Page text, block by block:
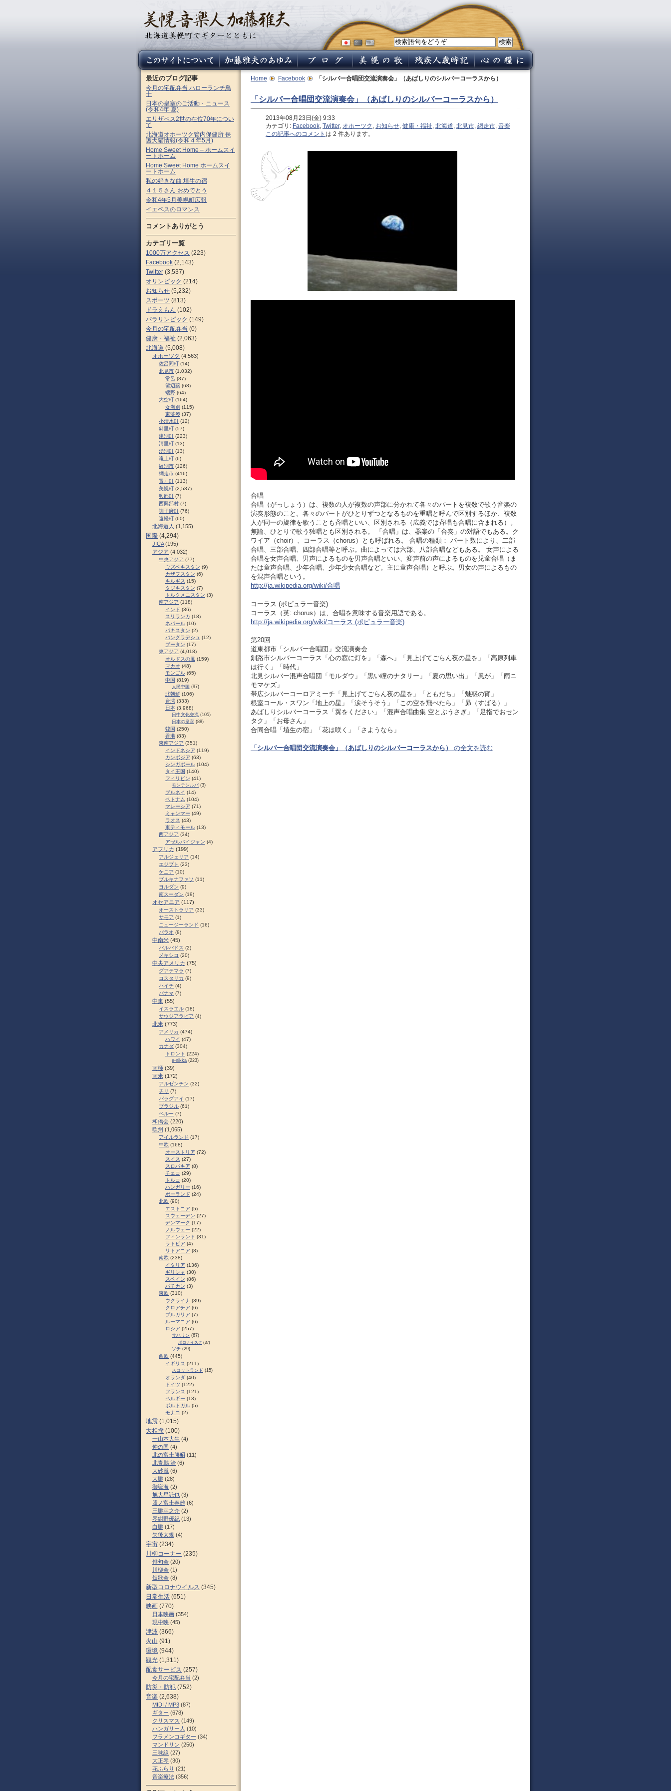
Home Facebook 「シルバー合唱団交流演奏会」（あばしりのシルバーコーラスから）
「シルバー合唱団交流演奏会」（あばしりのシルバーコーラスから）
2013年08月23日(金) 9:33
カテゴリ: Facebook, Twitter, オホーツク , お知らせ, 健康・福祉, 北海道, 北見市, 網走市, 音楽
この記事へのコメント は 2 件あります。
合唱
合唱（がっしょう）は、複数の人が複数の声部に分かれて各々のパートを複数で歌う音楽の
演奏形態のこと。各々のパートがひとりずつとなるものを重唱と呼んで区別するほか、複数
人が同一の旋律を歌うことも斉唱といい、区別される（広義では斉唱も合唱に含まれる）。
無論、ひとりで歌う独唱とも区別される。 「合唱」は、器楽の「合奏」の対語でもある。ク
ワイア（choir）、コーラス（chorus）とも呼ばれる。 合唱の種類： パート数により、二部
合唱、三部合唱、四部合唱等と呼ぶ。曲によっては六部、八部合唱などもある。 女声による
合唱を女声合唱、男声によるものを男声合唱といい、変声前の声によるものを児童合唱（ま
たは童声合唱、少年合唱、少年少女合唱など。主に童声合唱）と呼ぶ。男女の声によるもの
を混声合唱という。
http://ja.wikipedia.org/wiki/合唱
コーラス (ポピュラー音楽)
コーラス（英: chorus）は、合唱を意味する音楽用語である。
http://ja.wikipedia.org/wiki/コーラス (ポピュラー音楽)
第20回
道東都市「シルバー合唱団」交流演奏会
釧路市シルバーコーラス「心の窓に灯を」「森へ」「見上げてごらん夜の星を」「高原列車
は行く」「時代」
北見シルバー混声合唱団「モルダウ」「黒い瞳のナタリー」「夏の思い出」「風が」「雨ニ
モマケズ」
帯広シルバーコーロアミーチ「見上げてごらん夜の星を」「ともだち」「魅惑の宵」
根室コール・スワン「地上の星」「涙そうそう」「この空を飛べたら」「昴（すばる）」
あばしりシルバーコーラス「翼をください」「混声合唱曲集 空とぶうさぎ」「足指でおセン
タク」「お母さん」
合同合唱「埴生の宿」「花は咲く」「さようなら」
「シルバー合唱団交流演奏会」（あばしりのシルバーコーラスから） の全文を読む
最近のブログ記事
今月の宅配弁当 ハローランチ鳥
十
日本の皇室のご活動・ニュース
(令和4年 夏)
エリザベス2世の在位70年につい
て
北海道オホーツク管内保健所 保
護犬猫情報(令和４年5月)
Home Sweet Home – ホームスイ
ートホーム
Home Sweet Home ホームスイ
ートホーム
私の好きな曲 埴生の宿
４１５さん おめでとう
令和4年5月美幌町広報
イエペスのロマンス
コメントありがとう
カテゴリ一覧
1000万アクセス (223)
Facebook (2,143)
Twitter (3,537)
オリンピック (214)
お知らせ (5,232)
スポーツ (813)
ドラえもん (102)
パラリンピック (149)
今月の宅配弁当 (0)
健康・福祉 (2,063)
北海道 (5,008)
オホーツク (4,563)
佐呂間町 (14)
北見市 (1,032)
常呂 (87)
留辺蘂 (68)
端野 (64)
大空町 (164)
女満別 (115)
東藻琴 (37)
小清水町 (12)
斜里町 (57)
津別町 (223)
清里町 (13)
湧別町 (13)
滝上町 (6)
紋別市 (126)
網走市 (416)
置戸町 (113)
美幌町 (2,537)
興部町 (7)
西興部村 (7)
訓子府町 (76)
遠軽町 (60)
北海道人 (1,155)
国際 (4,294)
JICA(195)
アジア (4,032)
中央アジア (77)
ウズベキスタン (9)
カザフスタン (6)
キルギス (15)
タジキスタン (7)
トルクメニスタン (3)
南アジア (118)
インド (36)
スリランカ (18)
ネパール (10)
パキスタン (2)
バングラデシュ (12)
ブータン (17)
東アジア (4,018)
オルドスの風 (159)
マカオ (48)
モンゴル (65)
中国 (819)
人民中国 (97)
北朝鮮 (106)
台湾 (333)
日本 (3,968)
日中文化交流 (105)
日本の皇室 (88)
韓国 (250)
香港 (83)
東南アジア (351)
インドネシア (119)
カンボジア (63)
シンガポール (104)
タイ王国 (140)
フィリピン (41)
モンテンルパ (3)
ブルネイ (14)
ベトナム (104)
マレーシア (71)
ミャンマー (49)
ラオス (43)
東ティモール (13)
西アジア (34)
アゼルバイジャン (4)
アフリカ (199)
アルジェリア (14)
エジプト (23)
ケニア (10)
ブルキナファソ (11)
ヨルダン (9)
南スーダン (19)
オセアニア (117)
オーストラリア (33)
サモア (1)
ニュージーランド (16)
パラオ (8)
中南米 (45)
バルバドス (2)
メキシコ (20)
中央アメリカ (75)
グアテマラ (7)
コスタリカ (9)
ハイチ (4)
パナマ (7)
中東 (55)
イスラエル (18)
サウジアラビア (4)
北米 (773)
アメリカ (474)
ハワイ (47)
カナダ (304)
トロント (224)
e-nikka (223)
南極 (39)
南米 (172)
アルゼンチン (32)
チリ (7)
パラグアイ (17)
ブラジル (61)
ペルー (7)
和僑会 (220)
欧州 (1,065)
アイルランド (17)
中欧 (168)
オーストリア (72)
スイス (27)
スロパキア (8)
チェコ (29)
トルコ (20)
ハンガリー (16)
ポーランド (24)
北欧 (90)
エストニア (5)
スウェーデン (27)
デンマーク (17)
ノルウェー (22)
フィンランド (31)
ラトビア (4)
リトアニア (8)
南欧 (238)
イタリア (136)
ギリシャ (30)
スペイン (86)
バチカン (3)
東欧 (310)
ウクライナ (39)
クロアチア (6)
ブルガリア (7)
ルーマニア (6)
ロシア (257)
サハリン (67)
ポロナイスク (37)
ソチ (29)
西欧 (445)
イギリス (211)
スコットランド (15)
オランダ (40)
ドイツ (122)
フランス (121)
ベルギー (13)
ポルトガル (5)
モナコ (2)
地震 (1,015)
大相撲 (100)
一山本大生 (4)
仲の国 (4)
北の富士勝昭 (11)
北青鵬 治 (6)
大砂嵐 (6)
大鵬 (28)
御嶽海 (2)
旭大星託也 (3)
照ノ富士春雄 (6)
王鵬幸之介 (2)
琴紺野優紀 (13)
白鵬 (17)
矢後太規 (4)
宇宙 (234)
川柳コーナー (235)
俳句会 (20)
川柳会 (1)
短歌会 (8)
新型コロナウイルス (345)
日常生活 (651)
映画 (770)
日本映画 (354)
現中映 (45)
津波 (366)
火山 (91)
環境 (944)
観光 (1,311)
配食サービス (257)
今月の宅配弁当 (2)
防災・防犯 (752)
音楽 (2,638)
MIDI / MP3 (87)
ギター (678)
クリスマス (149)
ハンガリー人 (10)
フラメンコギター (34)
マンドリン (250)
三味線 (27)
大正琴 (30)
花ふらり (21)
音楽療法 (356)